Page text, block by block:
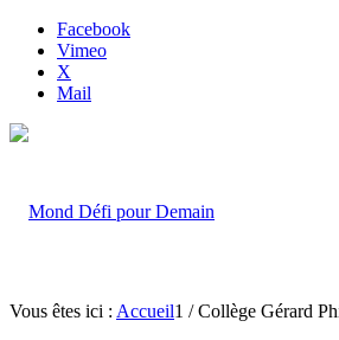
Facebook
Vimeo
X
Mail
Vous êtes ici : Accueil1 / Collège Gérard